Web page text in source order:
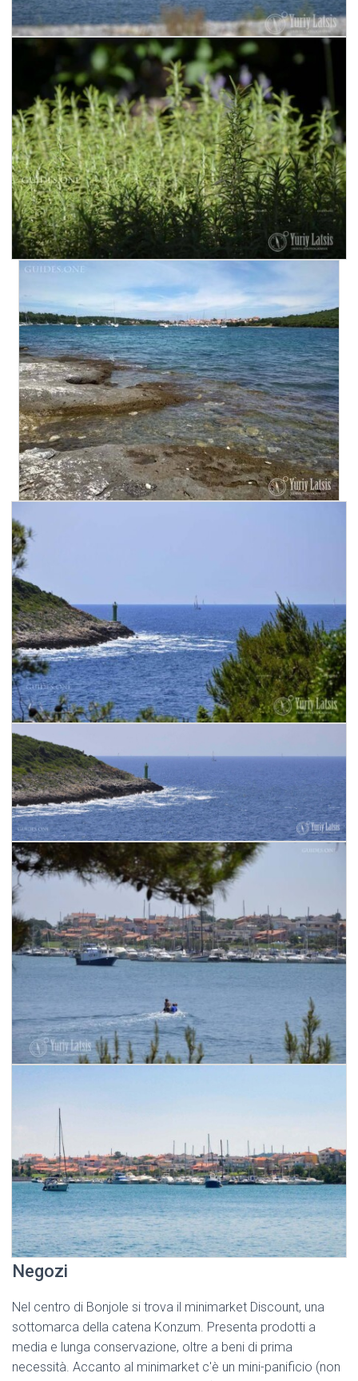
Negozi
Nel centro di Bonjole si trova il minimarket Discount, una
sottomarca della catena Konzum. Presenta prodotti a
media e lunga conservazione, oltre a beni di prima
necessità. Accanto al minimarket c'è un mini-panificio (non